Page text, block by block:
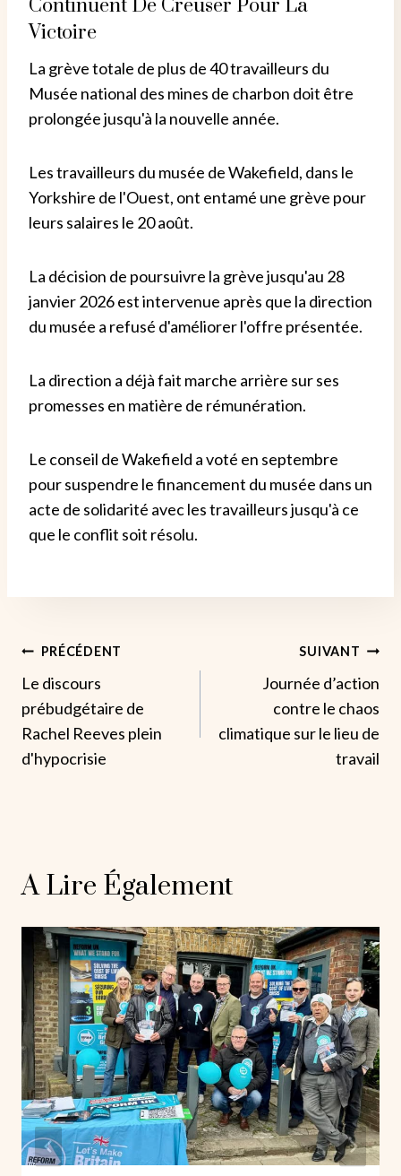
Continuent De Creuser Pour La
Victoire
La grève totale de plus de 40 travailleurs du
Musée national des mines de charbon doit être
prolongée jusqu'à la nouvelle année.
Les travailleurs du musée de Wakefield, dans le
Yorkshire de l'Ouest, ont entamé une grève pour
leurs salaires le 20 août.
La décision de poursuivre la grève jusqu'au 28
janvier 2026 est intervenue après que la direction
du musée a refusé d'améliorer l'offre présentée.
La direction a déjà fait marche arrière sur ses
promesses en matière de rémunération.
Le conseil de Wakefield a voté en septembre
pour suspendre le financement du musée dans un
acte de solidarité avec les travailleurs jusqu'à ce
que le conflit soit résolu.
Navigation
De
L’article
PRÉCÉDENT
Le discours
prébudgétaire de
Rachel Reeves plein
d'hypocrisie
SUIVANT
Journée d’action
contre le chaos
climatique sur le lieu de
travail
A Lire Également